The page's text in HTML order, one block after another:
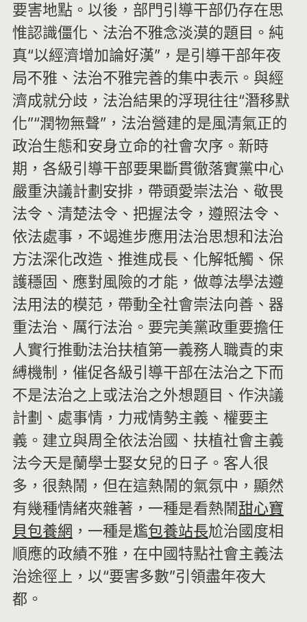
要害地點。以後，部門引導干部仍存在思
惟認識僵化、法治不雅念淡漠的題目。純
真“以經濟增加論好漢”，是引導干部年夜
局不雅、法治不雅完善的集中表示。與經
濟成就分歧，法治結果的浮現往往“潛移默
化”“潤物無聲”，法治營建的是風清氣正的
政治生態和安身立命的社會次序。新時
期，各級引導干部要果斷貫徹落實黨中心
嚴重決議計劃安排，帶頭愛崇法治、敬畏
法令、清楚法令、把握法令，遵照法令、
依法處事，不竭進步應用法治思想和法治
方法深化改造、推進成長、化解牴觸、保
護穩固、應對風險的才能，做尊法學法遵
法用法的模范，帶動全社會崇法向善、器
重法治、厲行法治。要完美黨政重要擔任
人實行推動法治扶植第一義務人職責的束
縛機制，催促各級引導干部在法治之下而
不是法治之上或法治之外想題目、作決議
計劃、處事情，力戒情勢主義、權要主
義。建立與周全依法治國、扶植社會主義
法今天是蘭學士娶女兒的日子。客人很
多，很熱鬧，但在這熱鬧的氣氛中，顯然
有幾種情緒夾雜著，一種是看熱鬧甜心寶
貝包養網 ，一種是尷包養站長尬治國度相
順應的政績不雅，在中國特點社會主義法
治途徑上，以“要害多數”引領盡年夜大
都。